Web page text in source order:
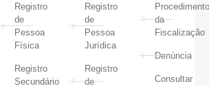
Registro
de
Pessoa
Física
Registro
Secundário
Registro
de
Pessoa
Jurídica
Registro
de
da
Fiscalização
Denúncia
Consultar